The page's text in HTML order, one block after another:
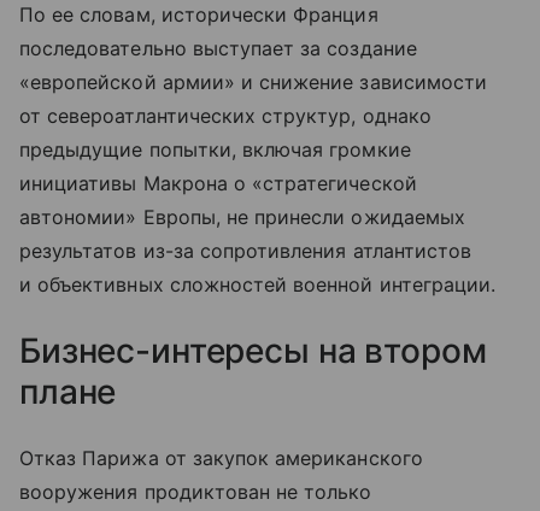
По ее словам, исторически Франция
последовательно выступает за создание
«европейской армии» и снижение зависимости
от североатлантических структур, однако
предыдущие попытки, включая громкие
инициативы Макрона о «стратегической
автономии» Европы, не принесли ожидаемых
результатов из-за сопротивления атлантистов
и объективных сложностей военной интеграции.
Бизнес-интересы на втором
плане
Отказ Парижа от закупок американского
вооружения продиктован не только